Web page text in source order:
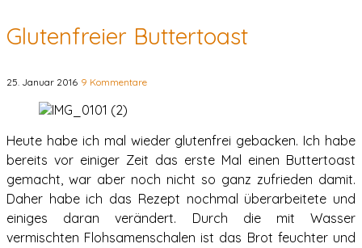
Glutenfreier Buttertoast
25. Januar 2016 9 Kommentare
Heute habe ich mal wieder glutenfrei gebacken. Ich habe
bereits vor einiger Zeit das erste Mal einen Buttertoast
gemacht, war aber noch nicht so ganz zufrieden damit.
Daher habe ich das Rezept nochmal überarbeitete und
einiges daran verändert. Durch die mit Wasser
vermischten Flohsamenschalen ist das Brot feuchter und